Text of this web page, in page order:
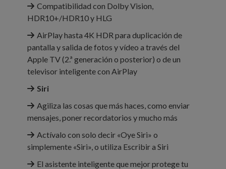
Compati­bilidad con Dolby Vision,
HDR10+/HDR10 y HLG
AirPlay hasta 4K HDR para duplicación de
pantalla y salida de fotos y vídeo a través del
Apple TV (2.ª generación o posterior) o de un
televisor inteligente con AirPlay
Siri
Agiliza las cosas que más haces, como enviar
mensajes, poner recordatorios y mucho más
Actívalo con solo decir «Oye Siri» o
simplemente «Siri», o utiliza Escribir a Siri
El asistente inteligente que mejor protege tu